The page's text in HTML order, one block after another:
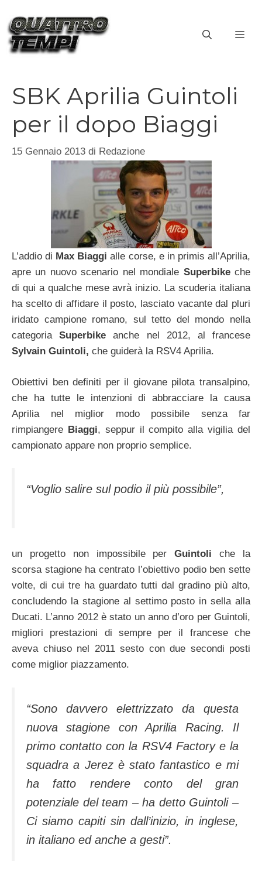
contenuto
SBK Aprilia Guintoli
per il dopo Biaggi
15 Gennaio 2013 di Redazione
L’addio di Max Biaggi alle corse, e in primis all’Aprilia,
apre un nuovo scenario nel mondiale Superbikeche
di qui a qualche mese avrà inizio. La scuderia italiana
ha scelto di affidare il posto, lasciato vacante dal pluri
iridato campione romano, sul tetto del mondo nella
categoriaSuperbike anche nel 2012, al francese
Sylvain Guintoli, che guiderà la RSV4 Aprilia.
Obiettivi ben definiti per il giovane pilota transalpino,
che ha tutte le intenzioni di abbracciare la causa
Aprilia nel miglior modo possibile senza far
rimpiangere Biaggi, seppur il compito alla vigilia del
campionato appare non proprio semplice.
“Voglio salire sul podio il più possibile”,
un progetto non impossibile perGuintoli che la
scorsa stagione ha centrato l’obiettivo podio ben sette
volte, di cui tre ha guardato tutti dal gradino più alto,
concludendo la stagione al settimo posto in sella alla
Ducati. L’anno 2012 è stato un anno d’oro per Guintoli,
migliori prestazioni di sempre per il francese che
aveva chiuso nel 2011 sesto con due secondi posti
come miglior piazzamento.
“Sono davvero elettrizzato da questa
nuova stagione con Aprilia Racing. Il
primo contatto con la RSV4 Factory e la
squadra a Jerez è stato fantastico e mi
ha fatto rendere conto del gran
potenziale del team – ha detto Guintoli –
Ci siamo capiti sin dall’inizio, in inglese,
in italiano ed anche a gesti”.